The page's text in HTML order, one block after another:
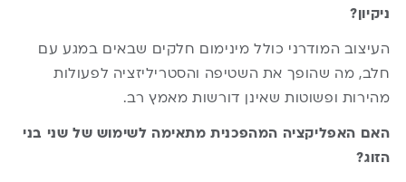
ניקיון?
העיצוב המודרני כולל מינימום חלקים שבאים במגע עם
חלב, מה שהופך את השטיפה והסטריליזציה לפעולות
מהירות ופשוטות שאינן דורשות מאמץ רב.
האם האפליקציה המהפכנית מתאימה לשימוש של שני בני
הזוג?